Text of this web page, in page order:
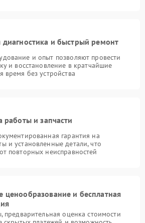
диагностика и быстрый ремонт
и опыт позволяют провести
и восстановление в кратчайшие
время без устройства
работы и запчасти
гарантия на
и установленные детали, что
повторных неисправностей
ценообразование и бесплатная
предварительная оценка стоимости